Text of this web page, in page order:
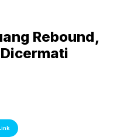
Rebound,